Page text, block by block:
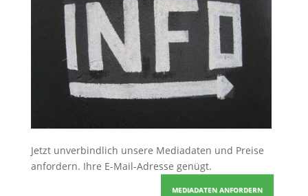
Jetzt unverbindlich unsere Mediadaten und Preise
anfordern. Ihre E-Mail-Adresse genügt.
MEDIADATEN ANFORDERN